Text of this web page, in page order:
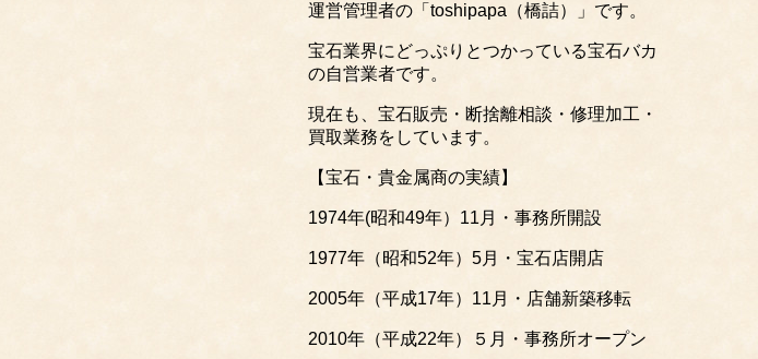
運営管理者の「toshipapa（橋詰）」です。
宝石業界にどっぷりとつかっている宝石バカ
の自営業者です。
現在も、宝石販売・断捨離相談・修理加工・
買取業務をしています。
【宝石・貴金属商の実績】
1974年(昭和49年）11月・事務所開設
1977年（昭和52年）5月・宝石店開店
2005年（平成17年）11月・店舗新築移転
2010年（平成22年）５月・事務所オープン